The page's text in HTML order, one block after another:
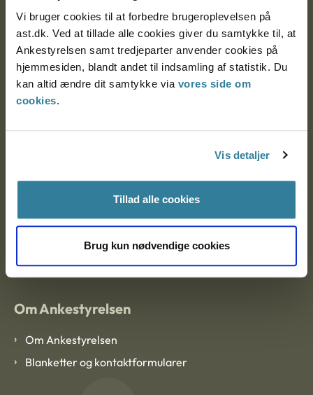
Vi bruger cookies til at forbedre brugeroplevelsen på
ast.dk. Ved at tillade alle cookies giver du samtykke til, at
Ankestyrelsen samt tredjeparter anvender cookies på
hjemmesiden, blandt andet til indsamling af statistik. Du
kan altid ændre dit samtykke via vores side om
cookies.
Vis detaljer
Tillad alle cookies
Brug kun nødvendige cookies
Ankestyrelsen
Postadresse:
Nytorv 7, 2. sal
9000 Aalborg
Ankestyrelsen København
Om Ankestyrelsen
Om Ankestyrelsen
Blanketter og kontaktformularer